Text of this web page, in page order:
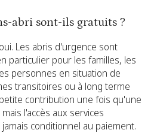
abri sont-ils gratuits ?
Les abris d'urgence sont
particulier pour les familles, les
personnes en situation de
transitoires ou à long terme
contribution une fois qu'une
l'accès aux services
conditionnel au paiement.